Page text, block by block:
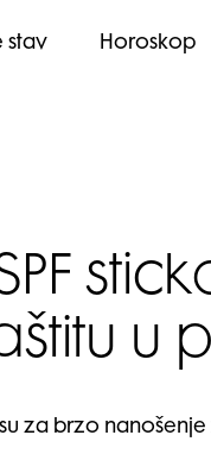
stav Horoskop
u
za brzo